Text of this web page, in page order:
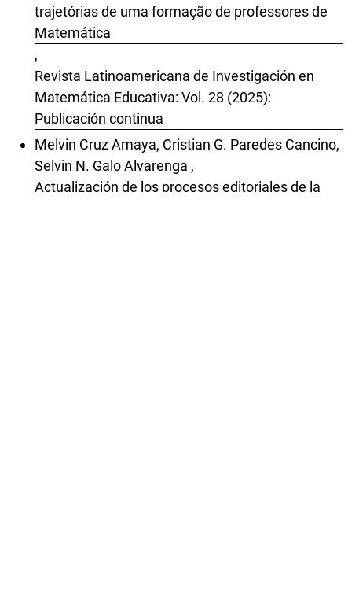
trajetórias de uma formação de professores de
Matemática
,
Revista Latinoamericana de Investigación en
Matemática Educativa: Vol. 28 (2025):
Publicación continua
Melvin Cruz Amaya, Cristian G. Paredes Cancino,
Selvin N. Galo Alvarenga ,
Actualización de los procesos editoriales de la